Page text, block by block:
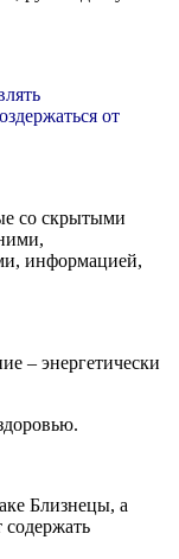
от
со скрытыми
информацией,
– энергетически
Близнецы, а